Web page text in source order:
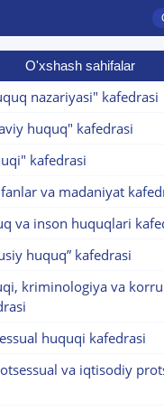
O'xshash sahifalar
nazariyasi" kafedrasi
huquq" kafedrasi
kafedrasi
va madaniyat
va inson huquqlari
huquq” kafedrasi
kriminologiya va
huquqi kafedrasi
va iqtisodiy
murojaatlari chati
TDYU qabul murojaatlari
— keyin shu mavzudagi aniq